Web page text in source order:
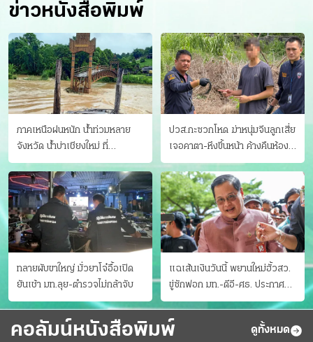
ข่าวหนังสือพิมพ์
ภาคเหนือฝนหนัก น้ำท่วมหลาย
จังหวัด นํ้าบ่าเชียงใหม่ ที่
แม่ฮ่องสอน ซัดสะพานขาด
ปวส.กะซวกโหด ฆ่าหนุ่มจีนลูกเสี่ย
เจอคาตา-หึงขึ้นหน้า ค้างคืนห้อง
แฟนสาว
ทลายผับขาใหญ่ มั่วยาโจ๋อื้อเปิด
ยันเช้า มท.ลุย-ตำรวจไม่กล้าจับ
แฉเส้นเงินวันนี้ พยานใหม่ฮั้วสว.
ขู่ซักฟอก มท.-ดีอี-ศธ. ประกาศ
บัญชีท้องถิ่น
คอลัมน์หนังสือพิมพ์ ดูทั้งหมด